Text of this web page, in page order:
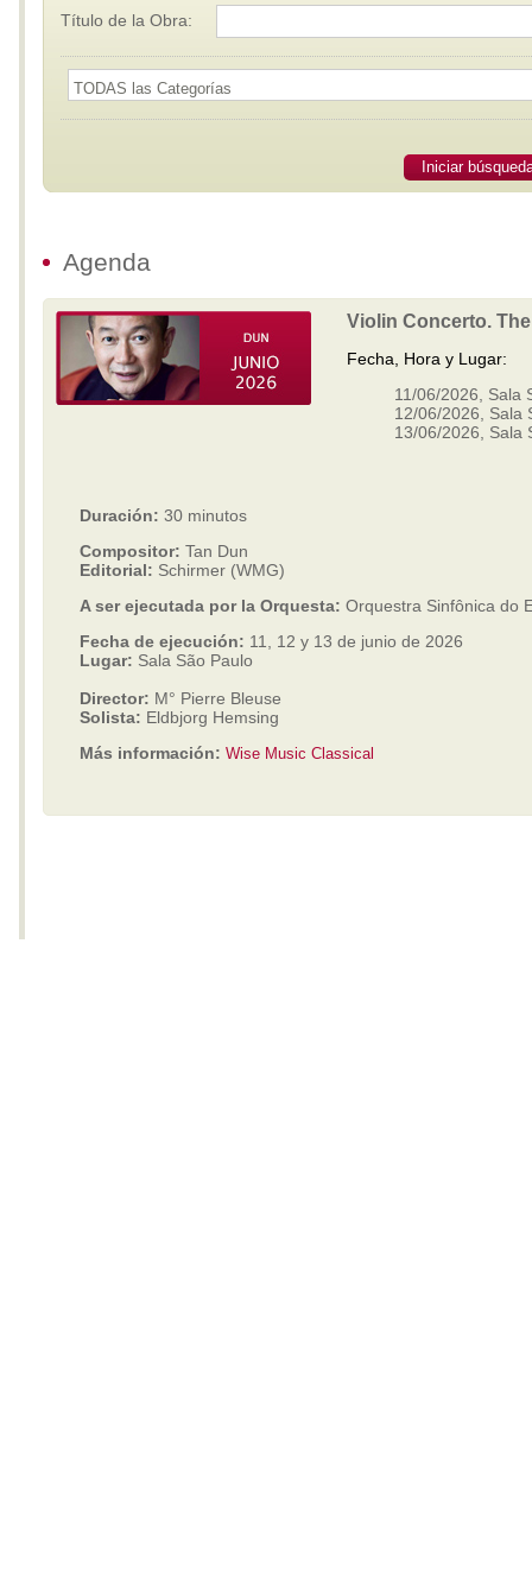
Título de la Obra:
Iniciar
Agenda
Violin Concerto.
Fecha, Hora y Lugar:
11/06/2026, Sala
12/06/2026, Sala
13/06/2026, Sala
Duración: 30 minutos
Compositor: Tan Dun
Editorial: Schirmer (WMG)
A ser ejecutada por la Orquesta: Orquestra Sinfônica do
Fecha de ejecución: 11, 12 y 13 de junio de 2026
Lugar: Sala São Paulo
Director: M° Pierre Bleuse
Solista: Eldbjorg Hemsing
Más información: Wise Music Classical